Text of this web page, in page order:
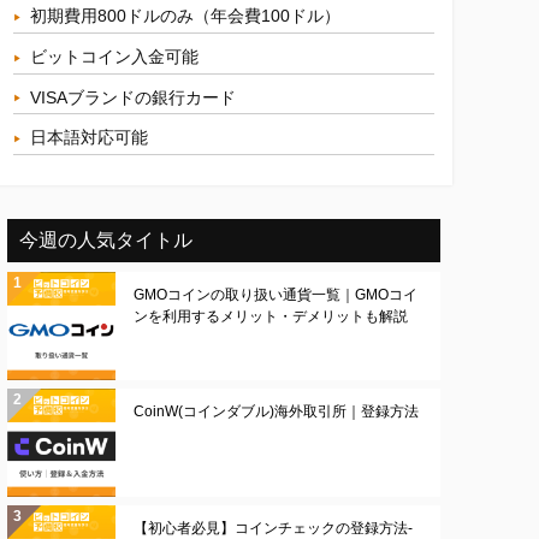
初期費用800ドルのみ（年会費100ドル）
ビットコイン入金可能
VISAブランドの銀行カード
日本語対応可能
今週の人気タイトル
GMOコインの取り扱い通貨一覧｜GMOコイ
ンを利用するメリット・デメリットも解説
CoinW(コインダブル)海外取引所｜登録方法
【初心者必見】コインチェックの登録方法-